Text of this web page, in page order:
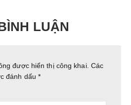
LUẬN
được hiển thị công khai. Các
đánh dấu*